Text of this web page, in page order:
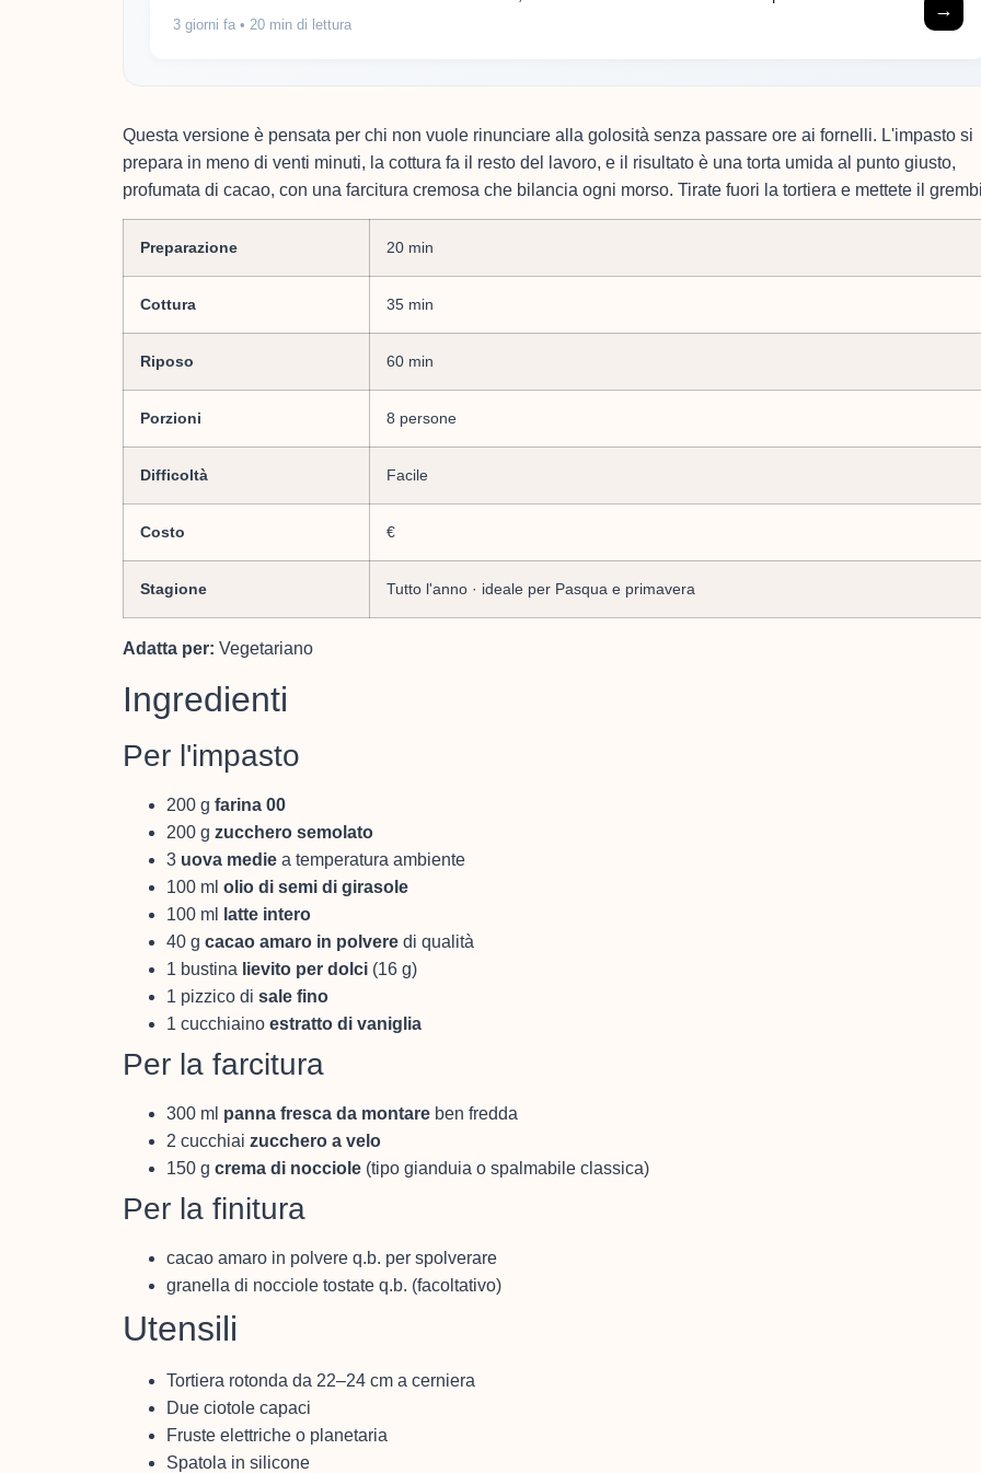
3 giorni fa • 20 min di lettura
→
Questa versione è pensata per chi non vuole rinunciare alla golosità senza passare ore ai fornelli. L'impasto si
prepara in meno di venti minuti, la cottura fa il resto del lavoro, e il risultato è una torta umida al punto giusto,
profumata di cacao, con una farcitura cremosa che bilancia ogni morso. Tirate fuori la tortiera e mettete il
Preparazione 20 min
Cottura 35 min
Riposo 60 min
Porzioni 8 persone
Difficoltà Facile
Costo €
Stagione Tutto l'anno · ideale per Pasqua e primavera
Adatta per: Vegetariano
Ingredienti
Per l'impasto
200 g farina 00
200 g zucchero semolato
3 uova medie a temperatura ambiente
100 ml olio di semi di girasole
100 ml
latte intero
40 g cacao amaro in polvere di qualità
1 bustina lievito per dolci (16 g)
1 pizzico di sale fino
1 cucchiaino estratto di vaniglia
Per la farcitura
300 ml panna fresca da montare ben fredda
2 cucchiai zucchero a velo
150 g crema di nocciole (tipo gianduia o spalmabile classica)
Per la finitura
cacao amaro in polvere q.b. per spolverare
granella di nocciole tostate q.b. (facoltativo)
Utensili
Tortiera rotonda da 22–24 cm a cerniera
Due ciotole capaci
Fruste elettriche o planetaria
Spatola in silicone